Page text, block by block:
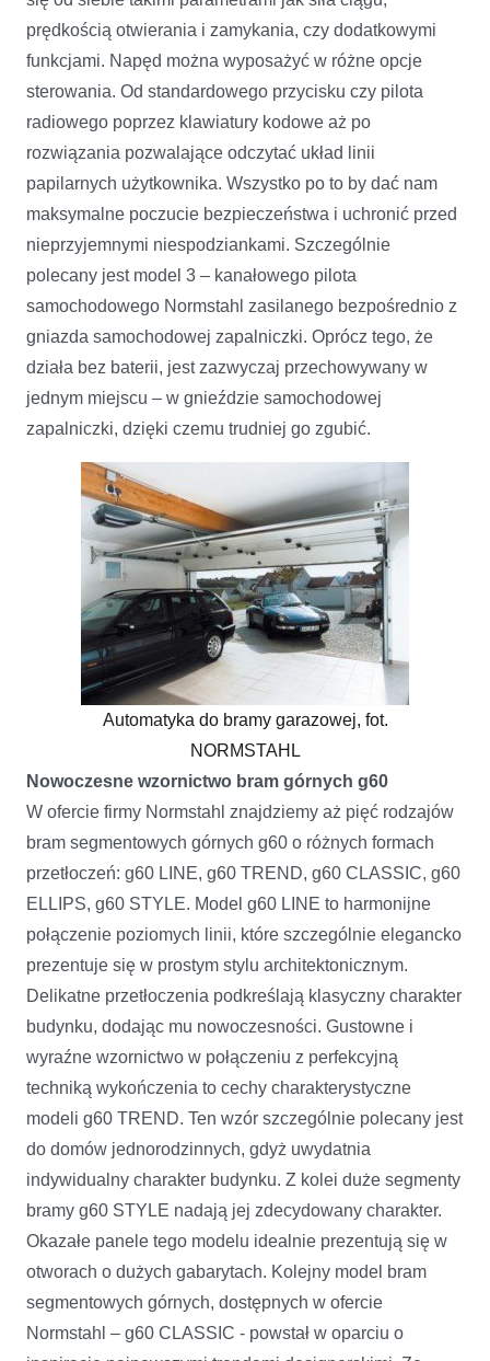
prędkością otwierania i zamykania, czy dodatkowymi
funkcjami. Napęd można wyposażyć w różne opcje
sterowania. Od standardowego przycisku czy pilota
radiowego poprzez klawiatury kodowe aż po
rozwiązania pozwalające odczytać układ linii
papilarnych użytkownika. Wszystko po to by dać nam
maksymalne poczucie bezpieczeństwa i uchronić przed
nieprzyjemnymi niespodziankami. Szczególnie
polecany jest model 3 – kanałowego pilota
samochodowego Normstahl zasilanego bezpośrednio z
gniazda samochodowej zapalniczki. Oprócz tego, że
działa bez baterii, jest zazwyczaj przechowywany w
jednym miejscu – w gnieździe samochodowej
zapalniczki, dzięki czemu trudniej go zgubić.
Automatyka do bramy garazowej, fot.
NORMSTAHL
Nowoczesne wzornictwo bram górnych g60
W ofercie firmy Normstahl znajdziemy aż pięć rodzajów
bram segmentowych górnych g60 o różnych formach
przetłoczeń: g60 LINE, g60 TREND, g60 CLASSIC, g60
ELLIPS, g60 STYLE. Model g60 LINE to harmonijne
połączenie poziomych linii, które szczególnie elegancko
prezentuje się w prostym stylu architektonicznym.
Delikatne przetłoczenia podkreślają klasyczny charakter
budynku, dodając mu nowoczesności. Gustowne i
wyraźne wzornictwo w połączeniu z perfekcyjną
techniką wykończenia to cechy charakterystyczne
modeli g60 TREND. Ten wzór szczególnie polecany jest
do domów jednorodzinnych, gdyż uwydatnia
indywidualny charakter budynku. Z kolei duże segmenty
bramy g60 STYLE nadają jej zdecydowany charakter.
Okazałe panele tego modelu idealnie prezentują się w
otworach o dużych gabarytach. Kolejny model bram
segmentowych górnych, dostępnych w ofercie
Normstahl – g60 CLASSIC - powstał w oparciu o